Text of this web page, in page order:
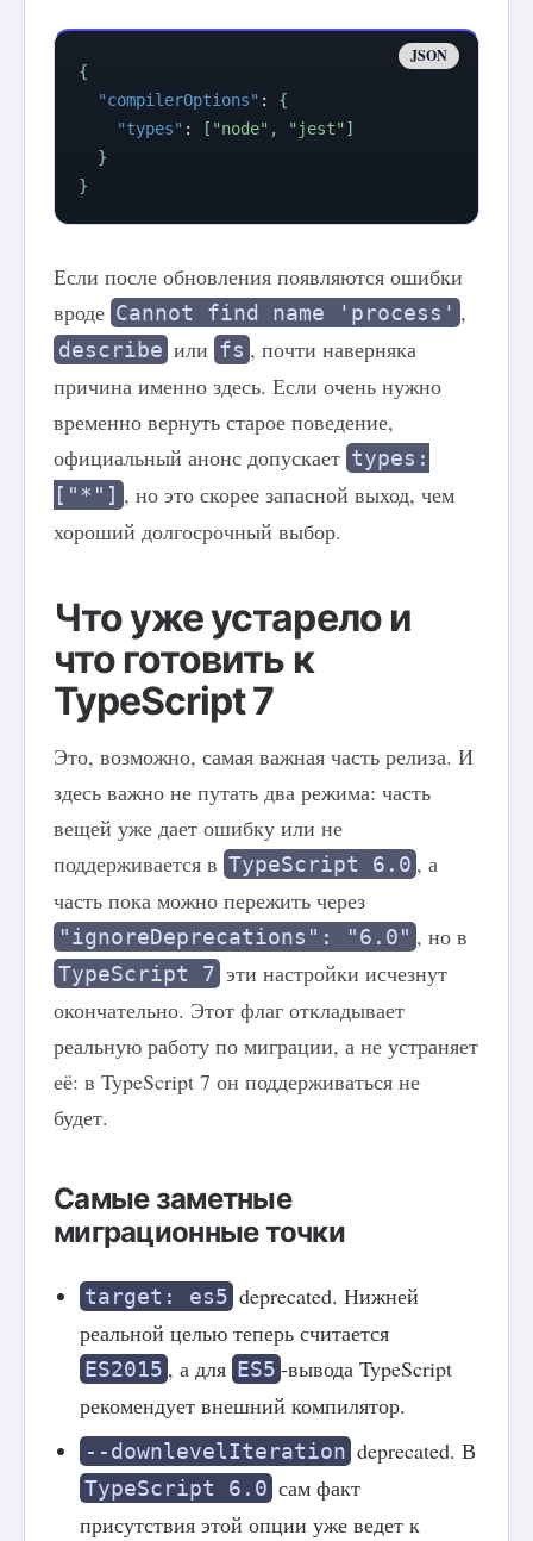
{
"compilerOptions" :
{
"types" : [ "node" , "jest" ]
}
}
Если после обновления появляются ошибки
вроде Cannot find name 'process' ,
describe или fs , почти наверняка
причина именно здесь. Если очень нужно
временно вернуть старое поведение,
официальный анонс допускает types:
["*"] , но это скорее запасной выход, чем
хороший долгосрочный выбор.
Что уже устарело и
что готовить к
TypeScript 7
Это, возможно, самая важная часть релиза. И
здесь важно не путать два режима: часть
вещей уже дает ошибку или не
поддерживается в TypeScript 6.0 , а
часть пока можно пережить через
"ignoreDeprecations": "6.0" , но в
TypeScript 7 эти настройки исчезнут
окончательно. Этот флаг откладывает
реальную работу по миграции, а не устраняет
её: в TypeScript 7 он поддерживаться не
будет.
Самые заметные
миграционные точки
target: es5 deprecated. Нижней
реальной целью теперь считается
ES2015 , а для ES5 -вывода TypeScript
рекомендует внешний компилятор.
--downlevelIteration deprecated. В
TypeScript 6.0 сам факт
присутствия этой опции уже ведет к